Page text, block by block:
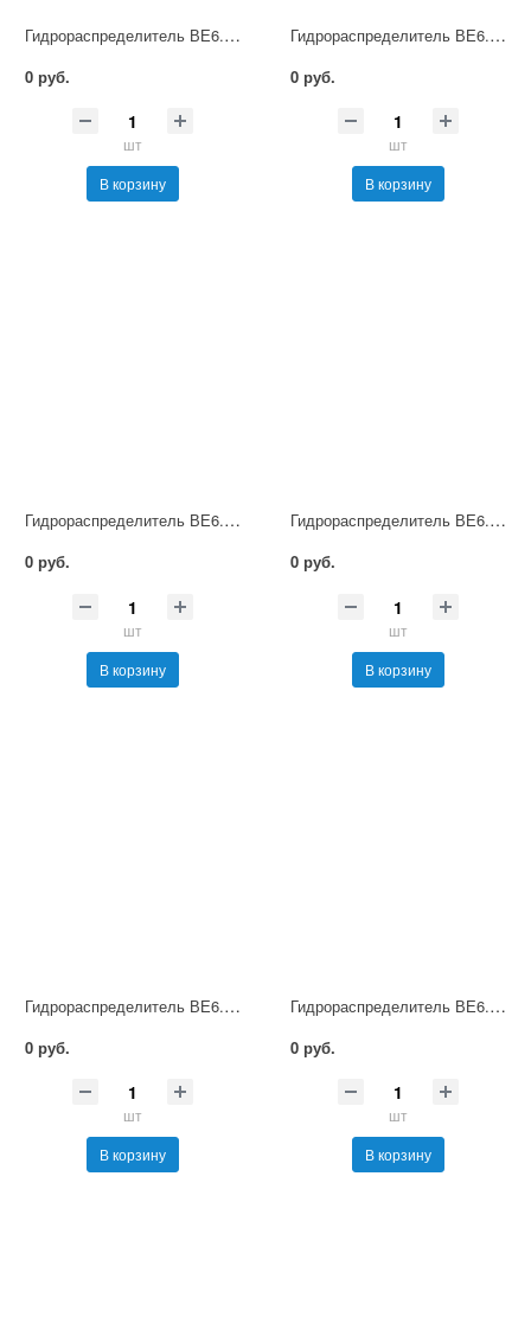
Гидрораспределитель ВЕ6.24 В36 НМ УХЛ4
0 руб.
шт
В корзину
Гидрораспределитель ВЕ6.24 В110 НМ УХЛ4
0 руб.
шт
В корзину
Гидрораспределитель ВЕ6.24 В220 НМ УХЛ4
0 руб.
шт
В корзину
Гидрораспределитель ВЕ6.24 В380 НМ УХЛ4
0 руб.
шт
В корзину
Гидрораспределитель ВЕ6.34 Г12 НМ УХЛ4
0 руб.
шт
В корзину
Гидрораспределитель ВЕ6.34 Г24 НМ УХЛ4
0 руб.
шт
В корзину